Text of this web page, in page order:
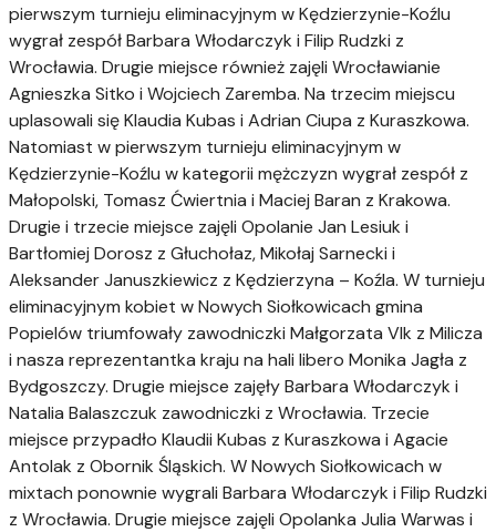
pierwszym turnieju eliminacyjnym w Kędzierzynie-Koźlu
wygrał zespół Barbara Włodarczyk i Filip Rudzki z
Wrocławia. Drugie miejsce również zajęli Wrocławianie
Agnieszka Sitko i Wojciech Zaremba. Na trzecim miejscu
uplasowali się Klaudia Kubas i Adrian Ciupa z Kuraszkowa.
Natomiast w pierwszym turnieju eliminacyjnym w
Kędzierzynie-Koźlu w kategorii mężczyzn wygrał zespół z
Małopolski, Tomasz Ćwiertnia i Maciej Baran z Krakowa.
Drugie i trzecie miejsce zajęli Opolanie Jan Lesiuk i
Bartłomiej Dorosz z Głuchołaz, Mikołaj Sarnecki i
Aleksander Januszkiewicz z Kędzierzyna – Koźla. W turnieju
eliminacyjnym kobiet w Nowych Siołkowicach gmina
Popielów triumfowały zawodniczki Małgorzata Vlk z Milicza
i nasza reprezentantka kraju na hali libero Monika Jagła z
Bydgoszczy. Drugie miejsce zajęły Barbara Włodarczyk i
Natalia Balaszczuk zawodniczki z Wrocławia. Trzecie
miejsce przypadło Klaudii Kubas z Kuraszkowa i Agacie
Antolak z Obornik Śląskich. W Nowych Siołkowicach w
mixtach ponownie wygrali Barbara Włodarczyk i Filip Rudzki
z Wrocławia. Drugie miejsce zajęli Opolanka Julia Warwas i